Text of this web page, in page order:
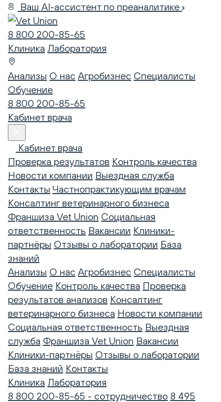
Ваш AI-ассистент по преаналитике
8 800 200-85-65
Клиника Лаборатория
Анализы О нас Агробизнес Специалисты
Обучение
8 800 200-85-65
Кабинет врача
Кабинет врача
Проверка результатов Контроль качества
Новости компании Выездная служба
Контакты Частнопрактикующим врачам
Консалтинг ветеринарного бизнеса
Франшиза Vet Union Социальная
ответственность Вакансии Клиники-
партнёры Отзывы о лаборатории База
знаний
Анализы О нас Агробизнес Специалисты
Обучение Контроль качества Проверка
результатов анализов Консалтинг
ветеринарного бизнеса Новости компании
Социальная ответственность Выездная
служба Франшиза Vet Union Вакансии
Клиники-партнёры Отзывы о лаборатории
База знаний Контакты
Клиника Лаборатория
8 800 200-85-65 - сотрудничество 8 495